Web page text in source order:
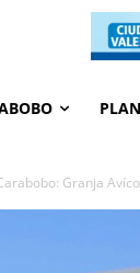
Granja